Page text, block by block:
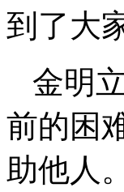
到了大
金明
前的困
助他人